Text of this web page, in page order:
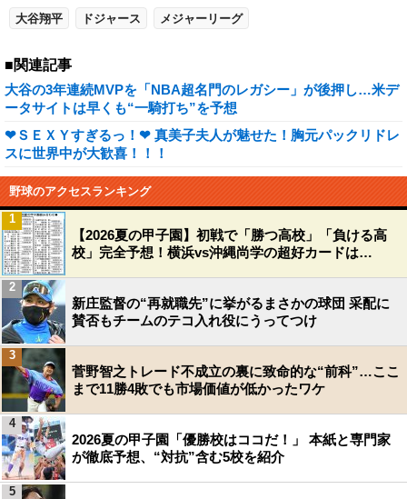
大谷翔平 ドジャース メジャーリーグ
■関連記事
大谷の3年連続MVPを「NBA超名門のレガシー」が後押し…米デ
ータサイトは早くも“一騎打ち”を予想
❤ＳＥＸＹすぎるっ！❤ 真美子夫人が魅せた！胸元パックリドレ
スに世界中が大歓喜！！！
野球のアクセスランキング
【2026夏の甲子園】初戦で「勝つ高校」「負ける高
校」完全予想！横浜vs沖縄尚学の超好カードは…
1
新庄監督の“再就職先”に挙がるまさかの球団 采配に
賛否もチームのテコ入れ役にうってつけ
2
菅野智之トレード不成立の裏に致命的な“前科”…ここ
まで11勝4敗でも市場価値が低かったワケ
3
2026夏の甲子園「優勝校はココだ！」 本紙と専門家
が徹底予想、“対抗”含む5校を紹介
4
5